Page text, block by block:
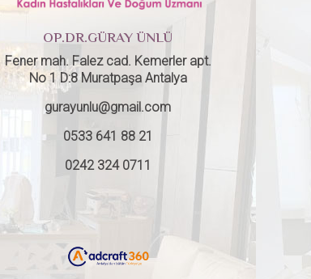
OP.DR.GÜRAY ÜNLÜ
Fener mah. Falez cad. Kemerler apt.
No 1 D:8 Muratpaşa Antalya
gurayunlu@gmail.com
0533 641 88 21
0242 324 0711